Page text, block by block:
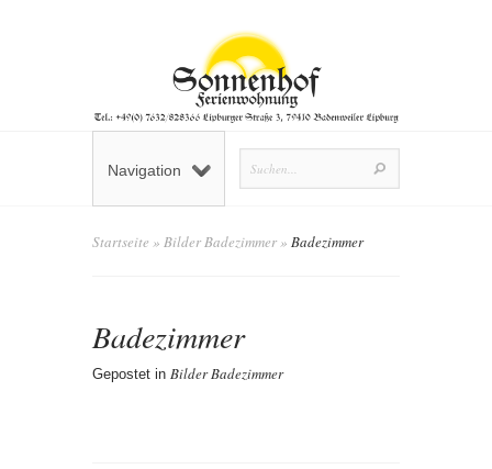
Navigation
Startseite » Bilder Badezimmer » Badezimmer
Badezimmer
Gepostet in Bilder Badezimmer